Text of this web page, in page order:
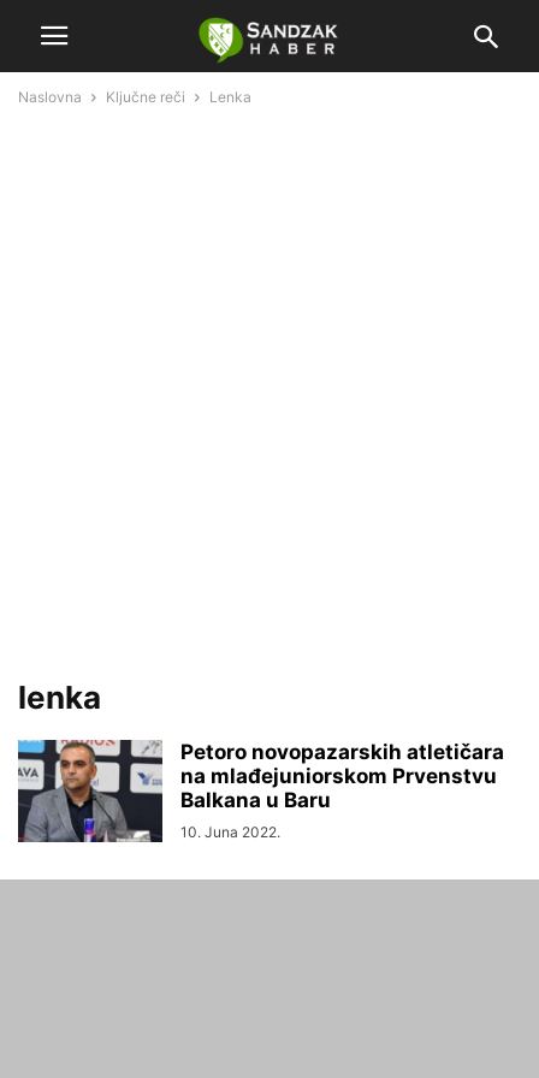
Naslovna Ključne reči Lenka
lenka
Petoro novopazarskih atletičara
na mlađejuniorskom Prvenstvu
Balkana u Baru
10. Juna 2022.